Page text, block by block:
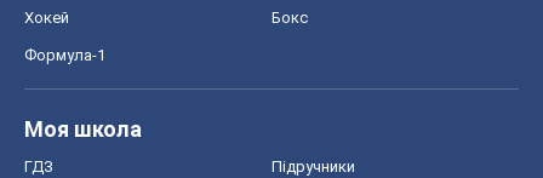
Хокей Бокс
Формула-1
Моя школа
ГДЗ Підручники